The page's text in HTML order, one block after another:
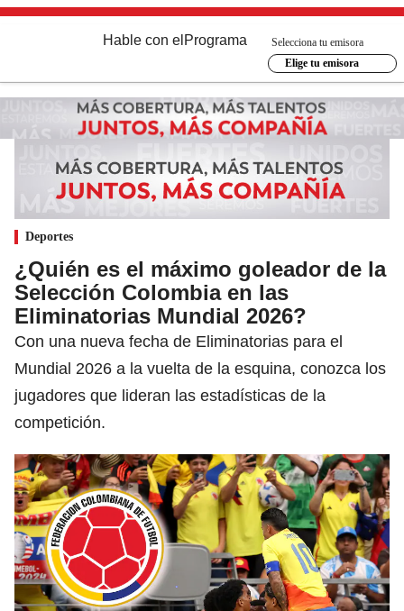
Hable con el Programa
Selecciona tu emisora
Elige tu emisora
Deportes
¿Quién es el máximo goleador de la
Selección Colombia en las
Eliminatorias Mundial 2026?
Con una nueva fecha de Eliminatorias para el
Mundial 2026 a la vuelta de la esquina, conozca los
jugadores que lideran las estadísticas de la
competición.